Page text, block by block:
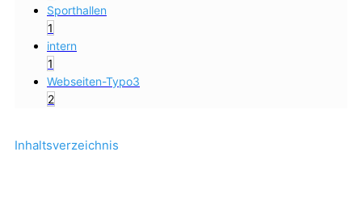
Inhaltsverzeichnis
Sporthallen
1
intern
1
Webseiten-Typo3
2